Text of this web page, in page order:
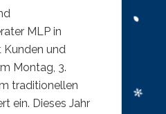
MLP in
Kunden und
Montag, 3.
traditionellen
ein. Dieses Jahr